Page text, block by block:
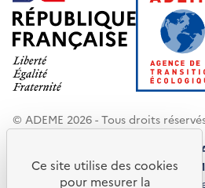
© ADEME 2026 - Tous droits
Agir pour la transition écologique
de conseils et de services de l'
acteurs économiques et territoires
Ce site utilise des cookies
pour mesurer la